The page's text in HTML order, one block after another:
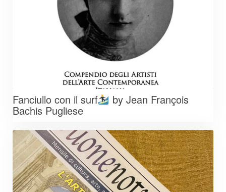
Fanciullo con il surf by Jean François
Bachis Pugliese